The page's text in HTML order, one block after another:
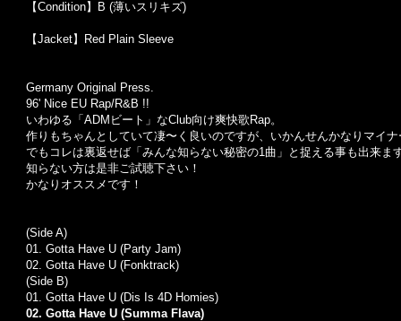
【Condition】B (薄いスリキズ)
【Jacket】Red Plain Sleeve
Germany Original Press.
96' Nice EU Rap/R&B !!
いわゆる「ADMビート」なClub向け爽快歌Rap。
作りもちゃんとしていて凄〜く良いのですが、いかんせんかなりマイ
でもコレは裏返せば「みんな知らない秘密の1曲」と捉える事も出来
知らない方は是非ご試聴下さい！
かなりオススメです！
(Side A)
01. Gotta Have U (Party Jam)
02. Gotta Have U (Fonktrack)
(Side B)
01. Gotta Have U (Dis Is 4D Homies)
02. Gotta Have U (Summa Flava)